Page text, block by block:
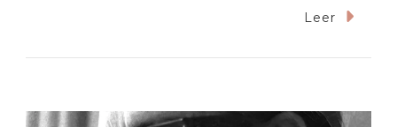
“Estos
Ley
Leer